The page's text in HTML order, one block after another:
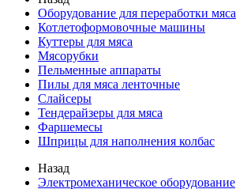
Оборудование для переработки мяса
Котлетоформовочные машины
Куттеры для мяса
Мясорубки
Пельменные аппараты
Пилы для мяса ленточные
Слайсеры
Тендерайзеры для мяса
Фаршемесы
Шприцы для наполнения колбас
Назад
Электромеханическое оборудование